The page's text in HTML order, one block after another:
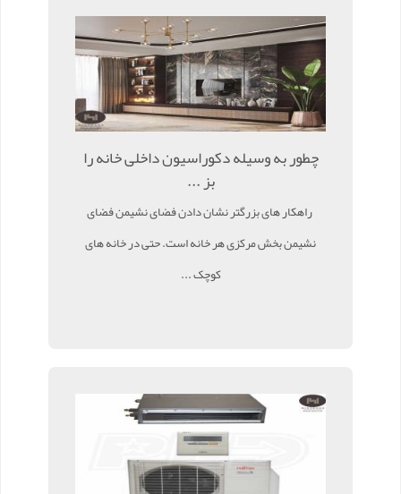
چطور به وسیله دکوراسیون داخلی خانه را
بز ...
راهکار های بزرگتر نشان دادن فضای نشیمن فضای
نشیمن بخش مرکزی هر خانه است. حتی در خانه های
کوچک ...